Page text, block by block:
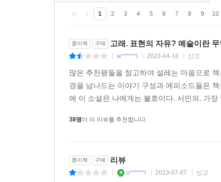
1 2 3 4 5 6 7 8 9 10
종이책 구매 고래. 표현의 자유? 예술이란
w******l 2023-04-16 신고
많은 추천평들을 참고하여 설레는 마음으로
경을 넘나드는 이야기 구성과 에피소드들은
에 이 소설은 나에게는 불호이다. 서민의. 가
38명이 이 리뷰를 추천합니다.
종이책 구매 리뷰
o******l 2023-07-07 신고